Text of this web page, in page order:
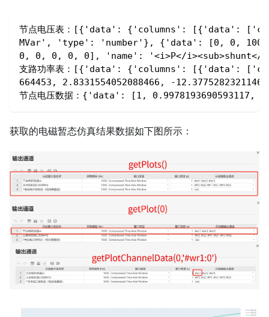
节点电压表：[{'data': {'columns': [{'data':
MVar', 'type': 'number'}, {'data': [0, 0,
0, 0, 0, 0, 0], 'name': '<i>P</i><sub>shunt</
支路功率表：[{'data': {'columns': [{'data':
664453, 2.8331554052088466, -
节点电压数据：{'data': [1, 0.9978193690593117,
获取的电磁暂态仿真结果数据如下图所示：